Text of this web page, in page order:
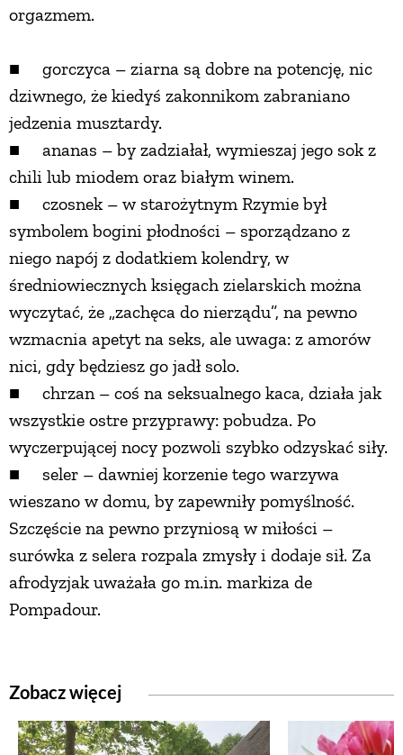
orgazmem.
■ gorczyca – ziarna są dobre na potencję, nic
dziwnego, że kiedyś zakonnikom zabraniano
jedzenia musztardy.
■ ananas – by zadziałał, wymieszaj jego sok z
chili lub miodem oraz białym winem.
■ czosnek – w starożytnym Rzymie był
symbolem bogini płodności – sporządzano z
niego napój z dodatkiem kolendry, w
średniowiecznych księgach zielarskich można
wyczytać, że „zachęca do nierządu”, na pewno
wzmacnia apetyt na seks, ale uwaga: z amorów
nici, gdy będziesz go jadł solo.
■ chrzan – coś na seksualnego kaca, działa jak
wszystkie ostre przyprawy: pobudza. Po
wyczerpującej nocy pozwoli szybko odzyskać siły.
■ seler – dawniej korzenie tego warzywa
wieszano w domu, by zapewniły pomyślność.
Szczęście na pewno przyniosą w miłości –
surówka z selera rozpala zmysły i dodaje sił. Za
afrodyzjak uważała go m.in. markiza de
Pompadour.
Zobacz więcej